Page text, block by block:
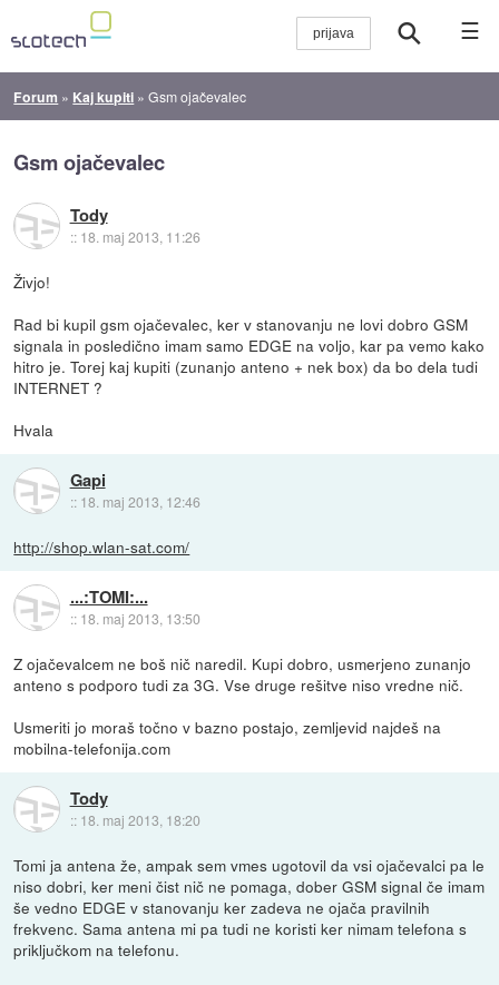
☰
Forum » Kaj kupiti »Gsm ojačevalec
Gsm ojačevalec
Tody
:: 18. maj 2013, 11:26
Živjo!
Rad bi kupil gsm ojačevalec, ker v stanovanju ne lovi dobro GSM
signala in posledično imam samo EDGE na voljo, kar pa vemo kako
hitro je. Torej kaj kupiti (zunanjo anteno + nek box) da bo dela tudi
INTERNET ?
Hvala
Gapi
:: 18. maj 2013, 12:46
http://shop.wlan-sat.com/
...:TOMI:...
:: 18. maj 2013, 13:50
Z ojačevalcem ne boš nič naredil. Kupi dobro, usmerjeno zunanjo
anteno s podporo tudi za 3G. Vse druge rešitve niso vredne nič.
Usmeriti jo moraš točno v bazno postajo, zemljevid najdeš na
mobilna-telefonija.com
Tody
:: 18. maj 2013, 18:20
Tomi ja antena že, ampak sem vmes ugotovil da vsi ojačevalci pa le
niso dobri, ker meni čist nič ne pomaga, dober GSM signal če imam
še vedno EDGE v stanovanju ker zadeva ne ojača pravilnih
frekvenc. Sama antena mi pa tudi ne koristi ker nimam telefona s
priključkom na telefonu.